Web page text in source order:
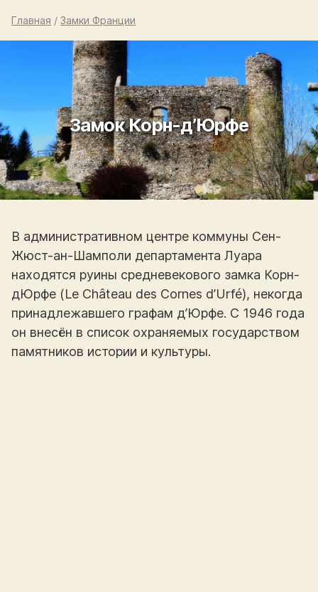
Главная / Замки Франции
Замок Корн-д’Юрфе
В административном центре коммуны Сен-
Жюст-ан-Шамполи департамента Луара
находятся руины средневекового замка Корн-
дЮрфе (Le Château des Cornes d’Urfé), некогда
принадлежавшего графам д’Юрфе. С 1946 года
он внесён в список охраняемых государством
памятников истории и культуры.